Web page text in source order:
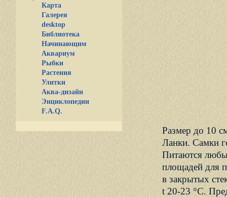
Карта
Галерея
desktop
Библиотека
Начинающим
Аквариум
Рыбки
Растения
Улитки
Аква-дизайн
Энциклопедии
F.A.Q.
Размер до 10
Ланки. Самки
Питаются
площадей для
в закрытых
t 20-23 °С.